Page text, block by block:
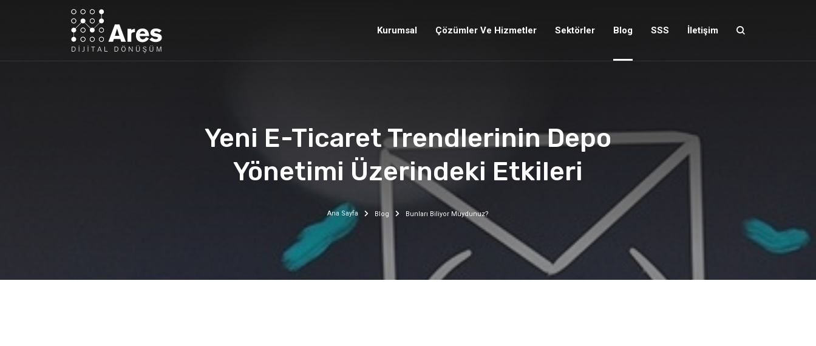
Kurumsal Çözümler Ve Hizmetler Sektörler Blog SSS İletişim
Yeni E-Ticaret Trendlerinin Depo
Yönetimi Üzerindeki Etkileri
Ana Sayfa Blog Bunları Biliyor Muydunuz?